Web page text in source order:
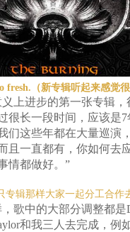
fresh.（新专辑听起来感觉很
上进步的第一张专辑，
很长一段时间，应该是
们这些年都在大量巡演
且一直都有，你如何去
情都做好。”
专辑那样大家一起分工合作
歌中的大部分调整都是
和我三人去完成，例